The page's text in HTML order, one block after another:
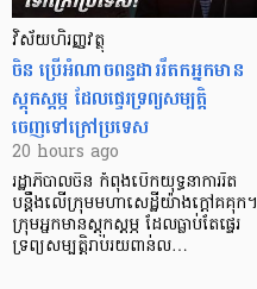
វិស័យហិរញ្ញវត្ថុ
ចិន ប្រើ​អំណាចពន្ធដាររឹតកអ្នកមាន
ស្ដុកស្ដម្ភ ដែលផ្ទេរទ្រព្យសម្បត្តិ
ចេញទៅក្រៅប្រទេស
20 hours ago
រដ្ឋាភិបាលចិន កំពុងបើកយុទ្ធនាការរឹត
បន្តឹងលើក្រុមមហាសេដ្ឋី​យ៉ាង​ក្ដៅគគុក។
​ក្រុមអ្នកមានស្ដុកស្ដម្ភ ដែល​ធ្លាប់​តែផ្ទេរ
ទ្រព្យសម្បត្តិរាប់រយពាន់ល…